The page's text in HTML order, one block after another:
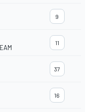
9
11
37
16